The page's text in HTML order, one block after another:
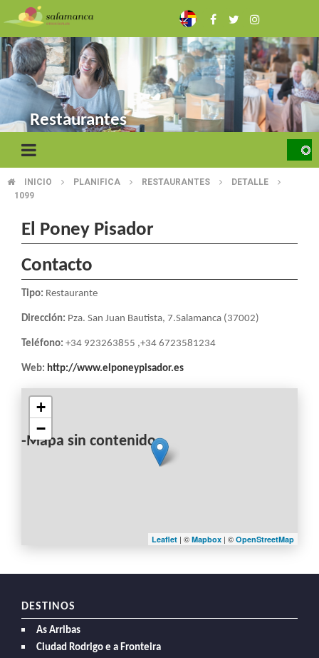
to
main
content
Restaurantes
BREADCRUMB
INICIO PLANIFICA RESTAURANTES
DETALLE
1099
El Poney Pisador
Contacto
Tipo: Restaurante
Dirección: Pza. San Juan Bautista, 7.Salamanca (37002)
Teléfono: +34 923263855 ,+34 6723581234
Web: http://www.elponeypisador.es
-Mapa sin contenido-
+
−
Leaflet | © Mapbox | © OpenStreetMap
DESTINOS
As Arribas
Ciudad Rodrigo e a Fronteira